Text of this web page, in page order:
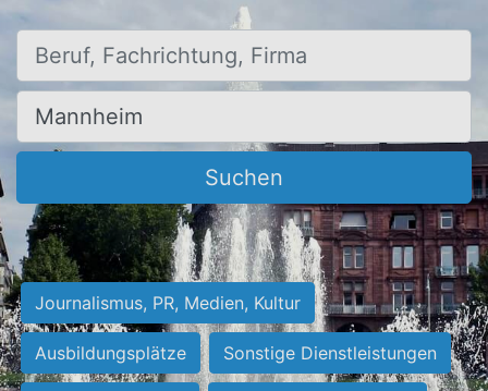
Beruf, Fachrichtung, Firma
Ort, Stadt
Suchen
Journalismus, PR, Medien, Kultur
Ausbildungsplätze Sonstige Dienstleistungen